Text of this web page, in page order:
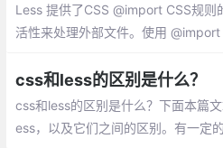
Less 提供了CSS @import CSS规则
活性来处理外部文件。使用
css和less的区别是什么？
css和less的区别是什么？下面本篇
ess，以及它们之间的区别。有一定